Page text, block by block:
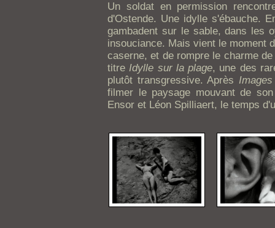
Un soldat en permission
d'Ostende. Une idylle s'ébauche.
gambadent sur le sable, dans les
insouciance. Mais vient le moment
caserne, et de rompre le charme
titreIdylle sur la plage, une des
plutôt transgressive. Après Images
filmer le paysage mouvant de
Ensor et Léon Spilliaert, le temps